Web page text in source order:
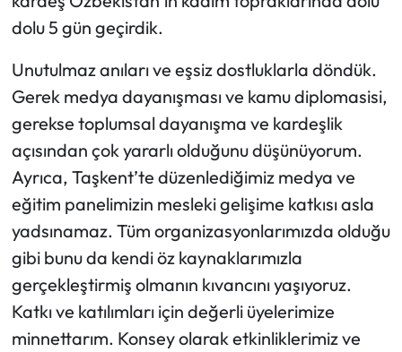
dolu 5 gün geçirdik.
Unutulmaz anıları ve eşsiz dostluklarla döndük.
Gerek medya dayanışması ve kamu diplomasisi,
gerekse toplumsal dayanışma ve kardeşlik
açısından çok yararlı olduğunu düşünüyorum.
Ayrıca, Taşkent’te düzenlediğimiz medya ve
eğitim panelimizin mesleki gelişime katkısı asla
yadsınamaz. Tüm organizasyonlarımızda olduğu
gibi bunu da kendi öz kaynaklarımızla
gerçekleştirmiş olmanın kıvancını yaşıyoruz.
Katkı ve katılımları için değerli üyelerimize
minnettarım. Konsey olarak etkinliklerimiz ve